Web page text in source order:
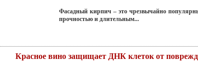
Фасадный кирпич – это чрезвычайно
прочностью и длительным...
Красное вино защищает ДНК клеток от